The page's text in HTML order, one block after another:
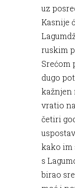
uz
Kasnije
ruskim
Srećom
dugo
kažnjen
vratio
četiri
kako im
s
birao